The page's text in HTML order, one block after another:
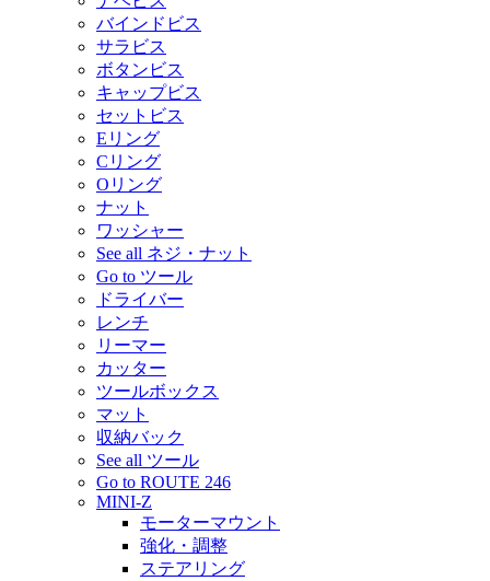
バインドビス
サラビス
ボタンビス
キャップビス
セットビス
Eリング
Cリング
Oリング
ナット
ワッシャー
See all ネジ・ナット
Go to ツール
ドライバー
レンチ
リーマー
カッター
ツールボックス
マット
収納バック
See all ツール
Go to ROUTE 246
MINI-Z
モーターマウント
強化・調整
ステアリング